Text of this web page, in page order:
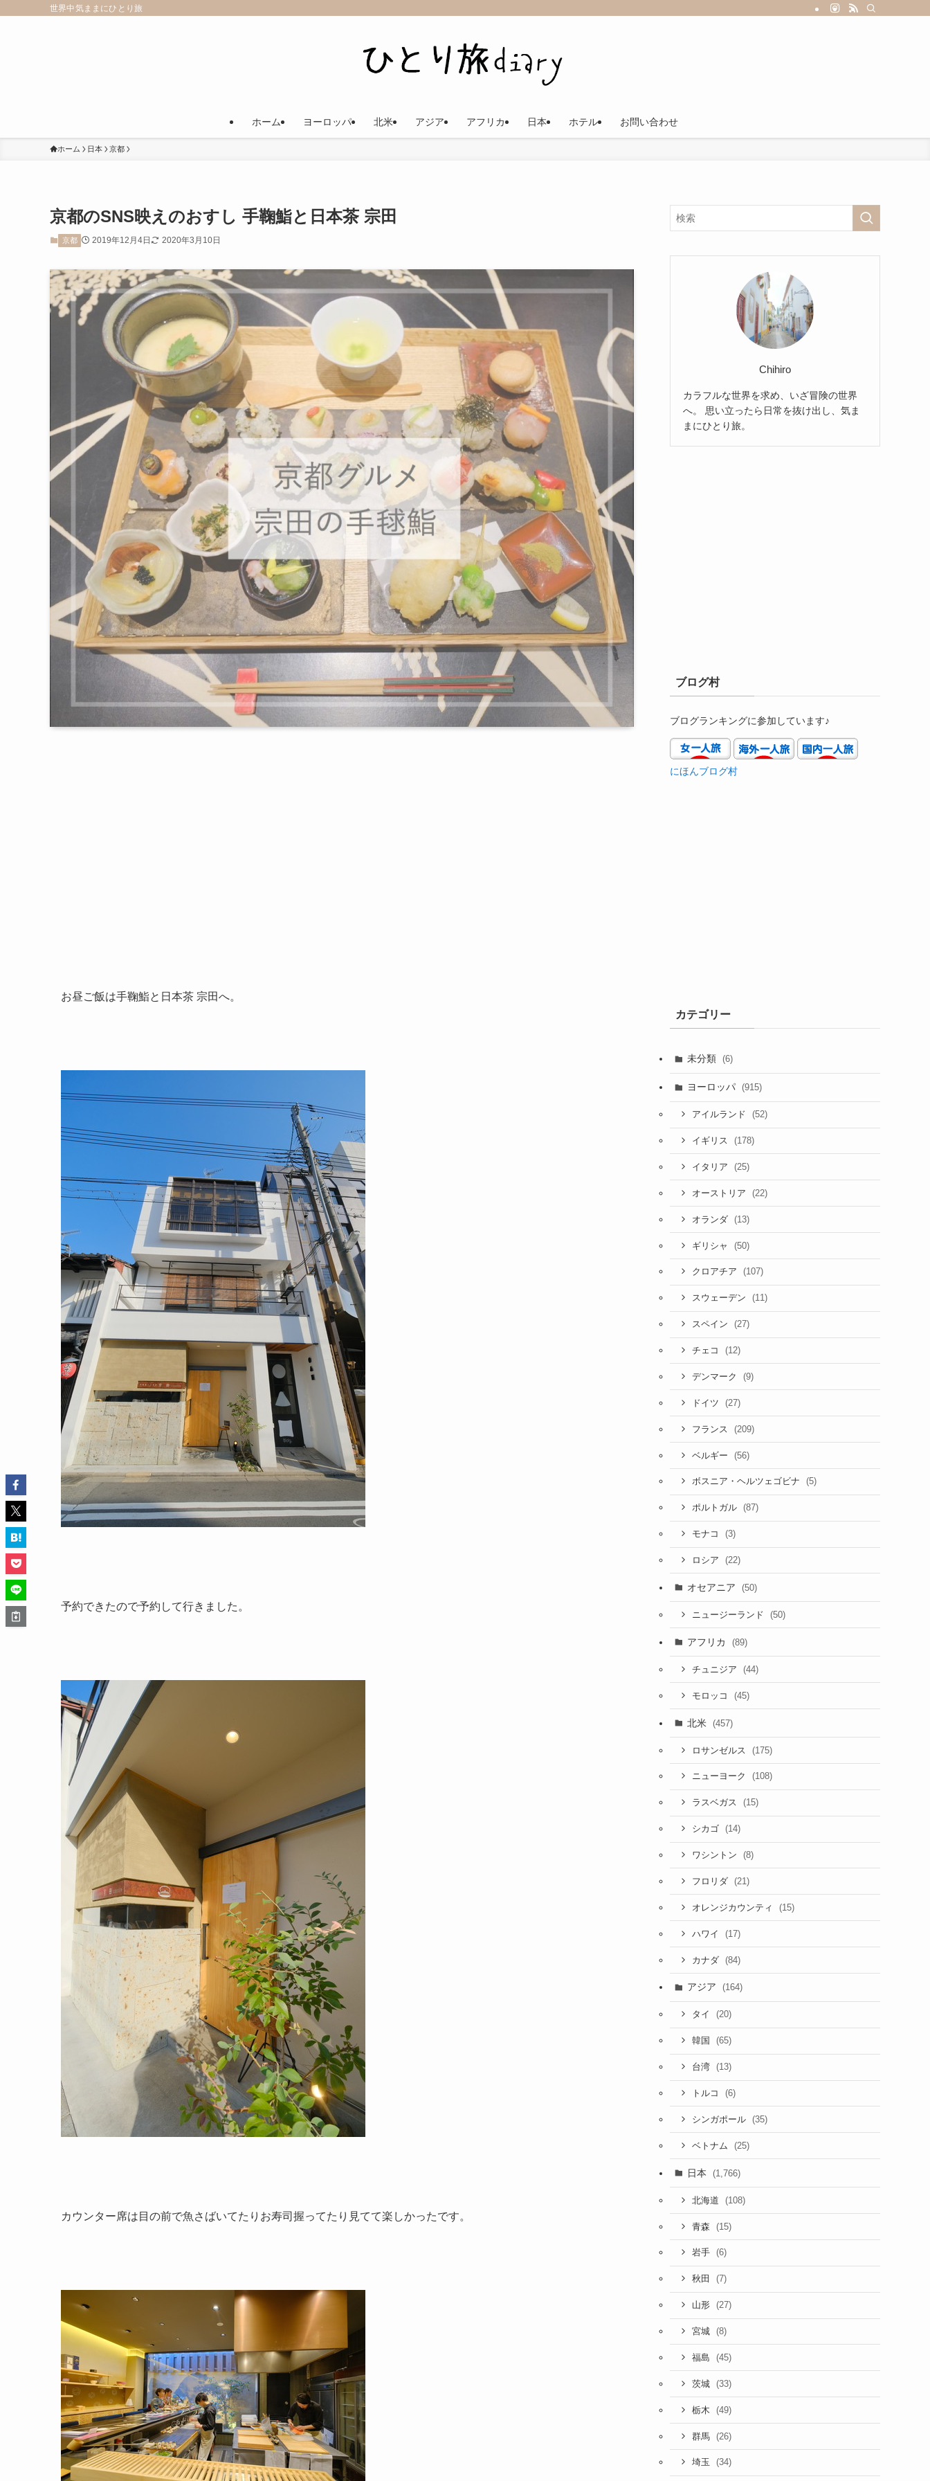
世界中気ままにひとり旅
ホーム ヨーロッパ 北米 アジア アフリカ 日本 ホテル お問い合わせ
ホーム 日本 京都
京都のSNS映えのおすし 手鞠鮨と日本茶 宗田
京都 2019年12月4日 2020年3月10日
お昼ご飯は手鞠鮨と日本茶 宗田へ。
予約できたので予約して行きました。
カウンター席は目の前で魚さばいてたりお寿司握ってたり見てて楽しかったです。
Chihiro
カラフルな世界を求め、いざ冒険の世界
へ。 思い立ったら日常を抜け出し、気ま
まにひとり旅。
ブログ村
ブログランキングに参加しています♪
にほんブログ村
カテゴリー
未分類 (6)
ヨーロッパ (915)
アイルランド (52)
イギリス (178)
イタリア (25)
オーストリア (22)
オランダ (13)
ギリシャ (50)
クロアチア (107)
スウェーデン (11)
スペイン (27)
チェコ (12)
デンマーク (9)
ドイツ (27)
フランス (209)
ベルギー (56)
ボスニア・ヘルツェゴビナ (5)
ポルトガル (87)
モナコ (3)
ロシア (22)
オセアニア (50)
ニュージーランド (50)
アフリカ (89)
チュニジア (44)
モロッコ (45)
北米 (457)
ロサンゼルス (175)
ニューヨーク (108)
ラスベガス (15)
シカゴ (14)
ワシントン (8)
フロリダ (21)
オレンジカウンティ (15)
ハワイ (17)
カナダ (84)
アジア (164)
タイ (20)
韓国 (65)
台湾 (13)
トルコ (6)
シンガポール (35)
ベトナム (25)
日本 (1,766)
北海道 (108)
青森 (15)
岩手 (6)
秋田 (7)
山形 (27)
宮城 (8)
福島 (45)
茨城 (33)
栃木 (49)
群馬 (26)
埼玉 (34)